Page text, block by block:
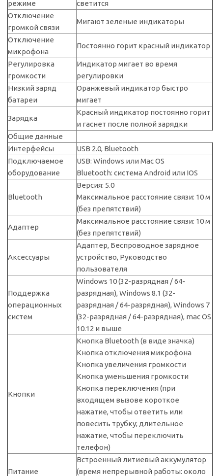
режиме
светится
Отключение
громкой связи
Мигают зеленые индикаторы
Отключение
микрофона
Постоянно горит красный индикатор
Регулировка
громкости
Индикатор мигает во время
регулировки
Низкий заряд
батареи
Оранжевый индикатор быстро
мигает
Зарядка
Красный индикатор постоянно горит
и гаснет после полной зарядки
Общие данные
Интерфейсы
USB 2.0, Bluetooth
Подключаемое
оборудование
USB: Windows или Mac OS
Bluetooth: система Android или IOS
Bluetooth
Версия: 5.0
Максимальное расстояние связи: 10 м
(без препятствий)
Адаптер
Максимальное расстояние связи: 10 м
(без препятствий)
Аксессуары
Адаптер, Беспроводное зарядное
устройство, Руководство
пользователя
Поддержка
операционных
систем
Windows 10 (32-разрядная / 64-
разрядная), Windows 8.1 (32-
разрядная / 64-разрядная), Windows 7
(32-разрядная / 64-разрядная), mac OS
10.12 и выше
Кнопки
Кнопка Bluetooth (в виде значка)
Кнопка отключения микрофона
Кнопка увеличения громкости
Кнопка уменьшения громкости
Кнопка переключения (при
входящем вызове короткое
нажатие, чтобы ответить или
повесить трубку; длительное
нажатие, чтобы переключить
телефон)
Питание
Встроенный литиевый аккумулятор
(время непрерывной работы: около